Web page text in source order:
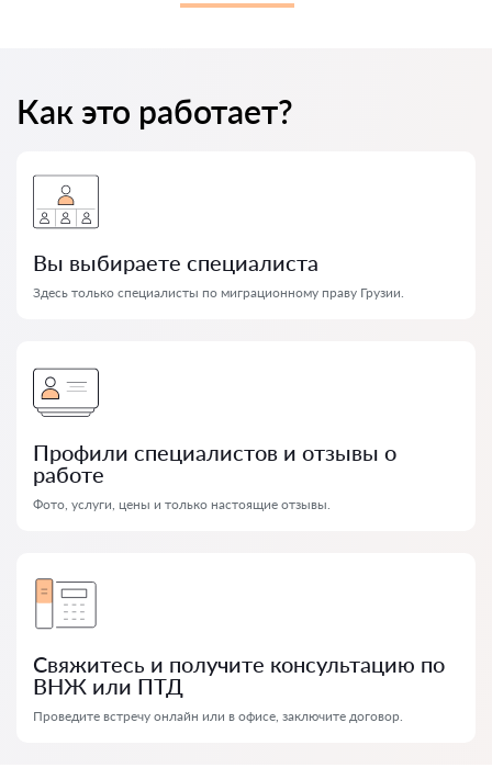
Как это работает?
Вы выбираете специалиста
Здесь только специалисты по миграционному праву Грузии.
Профили специалистов и отзывы о
работе
Фото, услуги, цены и только настоящие отзывы.
Свяжитесь и получите консультацию по
ВНЖ или ПТД
Проведите встречу онлайн или в офисе, заключите договор.